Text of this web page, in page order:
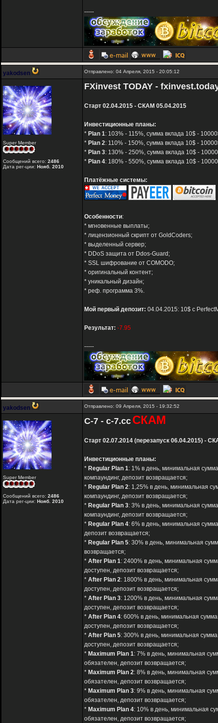
-----
yakodsen Отправлено: 04 Апреля, 2015 - 20:05:12
Super Member
Сообщений всего: 2486
Дата рег-ции: Нояб. 2010
FXinvest TODAY -
Старт 02.04.2015 - СКАМ 05.04.2015
Инвестиционные планы:
* Plan 1: 103% - 115%, сумма вклада 10$ -
* Plan 2: 110% - 150%, сумма вклада 10$ -
* Plan 3: 130% - 250%, сумма вклада 10$ -
* Plan 4: 180% - 550%, сумма вклада 10$ -
Платёжные системы:
Особенности:
* мгновенные выплаты;
* лицензионный скрипт от GoldCoders;
* выделенный сервер;
* DDoS защита от Ddos-Guard;
* SSL шифрование от COMODO;
* оригинальный контент;
* уникальный дизайн;
* реф. программа 3%.
Мой первый депозит: 04.04.2015: 10$ с
Результат: -7.95
-----
yakodsen Отправлено: 09 Апреля, 2015 - 19:32:52
Super Member
Сообщений всего: 2486
Дата рег-ции: Нояб. 2010
C-7 - c-7.cc СКАМ
Старт 02.07.2014 (перезапуск 06.04.2015) -
Инвестиционные планы:
* Regular Plan 1: 1% в день, минимальная
компаундинг, депозит возвращается;
* Regular Plan 2: 1,25% в день, минимальная
компаундинг, депозит возвращается;
* Regular Plan 3: 3% в день, минимальная
компаундинг, депозит возвращается;
* Regular Plan 4: 6% в день, минимальная
депозит возвращается;
* Regular Plan 5: 30% в день, минимальная
возвращается;
* After Plan 1: 2400% в день, минимальная
доступен, депозит возвращается;
* After Plan 2: 1800% в день, минимальная
доступен, депозит возвращается;
* After Plan 3: 1200% в день, минимальная
доступен, депозит возвращается;
* After Plan 4: 600% в день, минимальная
доступен, депозит возвращается;
* After Plan 5: 300% в день, минимальная
доступен, депозит возвращается;
* Maximum Plan 1: 7% в день, минимальная
обязателен, депозит возвращается;
* Maximum Plan 2: 8% в день, минимальная
обязателен, депозит возвращается;
* Maximum Plan 3: 9% в день, минимальная
обязателен, депозит возвращается;
* Maximum Plan 4: 10% в день, минимальная
обязателен, депозит возвращается;